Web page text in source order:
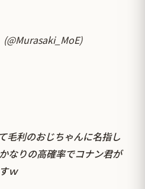
毛利のおじちゃんに名指し
なりの高確率でコナン君が
ｗ